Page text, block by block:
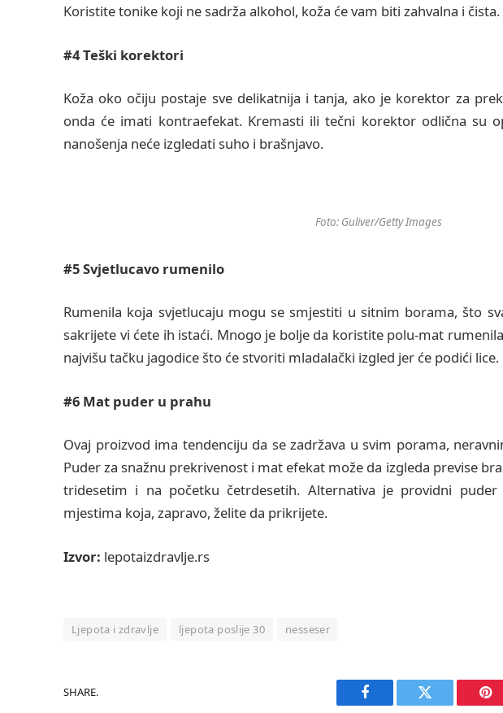
Koristite tonike koji ne sadrža alkohol, koža će vam biti zahvalna i čista.
#4 Teški korektori
Koža oko očiju postaje sve delikatnija i tanja, ako je korektor za
onda će imati kontraefekat. Kremasti ili tečni korektor odlična su
nanošenja neće izgledati suho i brašnjavo.
Foto: Guliver/Getty Images
#5 Svjetlucavo rumenilo
Rumenila koja svjetlucaju mogu se smjestiti u sitnim borama, što
sakrijete vi ćete ih istaći. Mnogo je bolje da koristite polu-mat
najvišu tačku jagodice što će stvoriti mladalački izgled jer će podići lice.
#6 Mat puder u prahu
Ovaj proizvod ima tendenciju da se zadržava u svim porama,
Puder za snažnu prekrivenost i mat efekat može da izgleda previse
tridesetim i na početku četrdesetih. Alternativa je providni puder
mjestima koja, zapravo, želite da prikrijete.
Izvor: lepotaizdravlje.rs
Ljepota i zdravlje ljepota poslije 30 nesseser
SHARE.
Facebook Twitter